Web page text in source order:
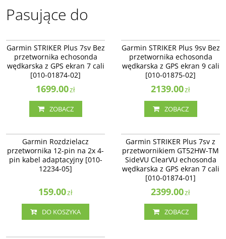
Pasujące do
Garmin STRIKER Plus 7sv Bez
przetwornika echosonda
wędkarska z GPS ekran 7 cali
[010-01874-02]
1699.00zł
ZOBACZ
Garmin STRIKER Plus 9sv Bez
przetwornika echosonda
wędkarska z GPS ekran 9 cali
[010-01875-02]
2139.00zł
ZOBACZ
Garmin Rozdzielacz
przetwornika 12-pin na 2x 4-
pin kabel adaptacyjny [010-
12234-05]
159.00zł
DO KOSZYKA
Garmin STRIKER Plus 7sv z
przetwornikiem GT52HW-TM
SideVU ClearVU echosonda
wędkarska z GPS ekran 7 cali
[010-01874-01]
2399.00zł
ZOBACZ